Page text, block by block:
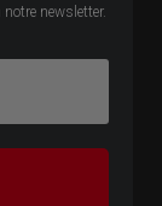
newsletter.